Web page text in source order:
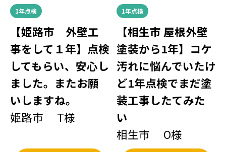
1年点検
【姫路市 外壁工
事をして１年】点検
してもらい、安心し
ました。またお願
いしますね。
姫路市 T様
1年点検
【相生市 屋根外壁
塗装から1年】コケ
汚れに悩んでいたけ
ど1年点検でまだ塗
装工事したてみた
い
相生市 O様